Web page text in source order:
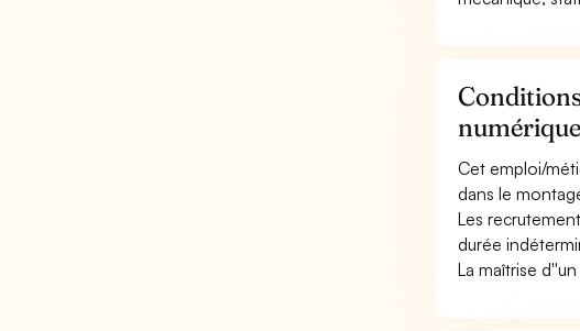
numérique
Cet emploi/
dans le
Les
durée
La maîtrise